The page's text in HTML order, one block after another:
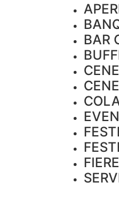
BAR
FIERE